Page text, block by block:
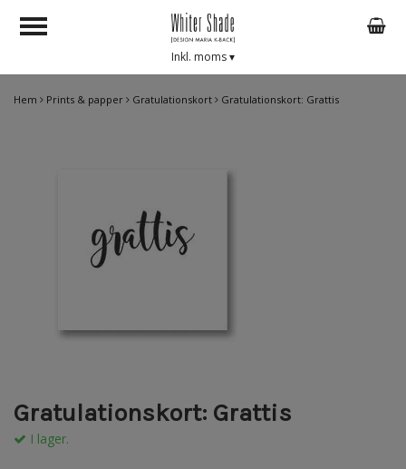
Hem Prints & papper Gratulationskort Gratulationskort: Grattis
Gratulationskort: Grattis
I lager.
Inkl. moms▾